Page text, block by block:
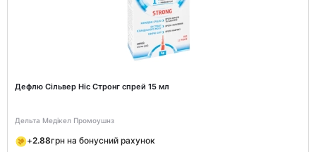
Дефлю Сільвер Ніс Стронг спрей 15 мл
Дельта Медікел Промоушнз
+2.88грн на бонусний рахунок